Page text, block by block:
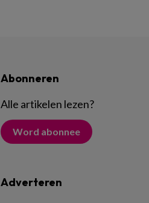
Abonneren
Alle artikelen lezen?
Word abonnee
Adverteren